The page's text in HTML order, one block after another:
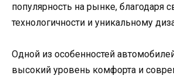
популярность на рынке, благодаря
технологичности и уникальному
Одной из особенностей
высокий уровень комфорта и